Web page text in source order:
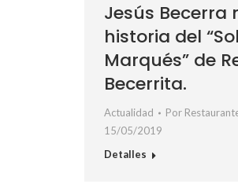
Jesús Becerra
historia del
Marqués” de
Becerrita.
Actualidad Por
15/05/2019
Detalles